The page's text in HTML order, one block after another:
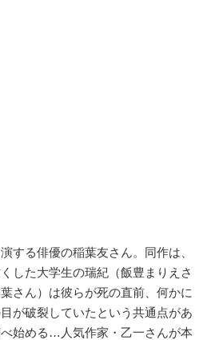
する俳優の稲葉友さん。同作は、
した大学生の瑞紀（飯豊まりえさ
さん）は彼らが死の直前、何かに
が破裂していたという共通点があ
始める…人気作家・乙一さんが本